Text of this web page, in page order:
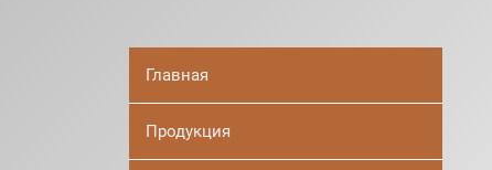
Главная
Продукция